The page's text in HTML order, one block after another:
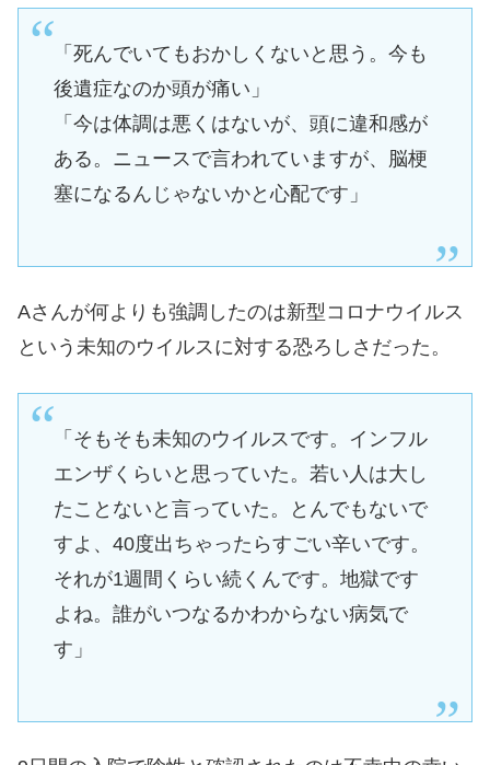
「死んでいてもおかしくないと思う。今も
後遺症なのか頭が痛い」
「今は体調は悪くはないが、頭に違和感が
ある。ニュースで言われていますが、脳梗
塞になるんじゃないかと心配です」
Aさんが何よりも強調したのは新型コロナウイルス
という未知のウイルスに対する恐ろしさだった。
「そもそも未知のウイルスです。インフル
エンザくらいと思っていた。若い人は大し
たことないと言っていた。とんでもないで
すよ、40度出ちゃったらすごい辛いです。
それが1週間くらい続くんです。地獄です
よね。誰がいつなるかわからない病気で
す」